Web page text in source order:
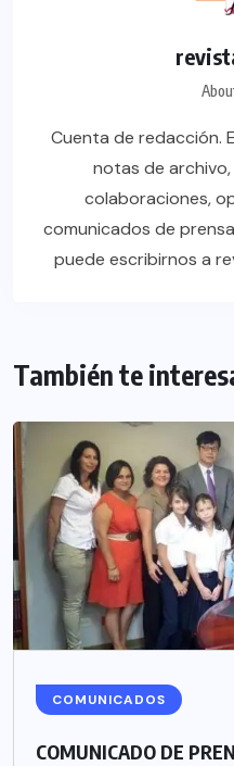
Cuenta de redacción.
notas de
colaboraciones,
comunicados de
puede escribirnos a
También te
COMUNICADOS
COMUNICADO DE